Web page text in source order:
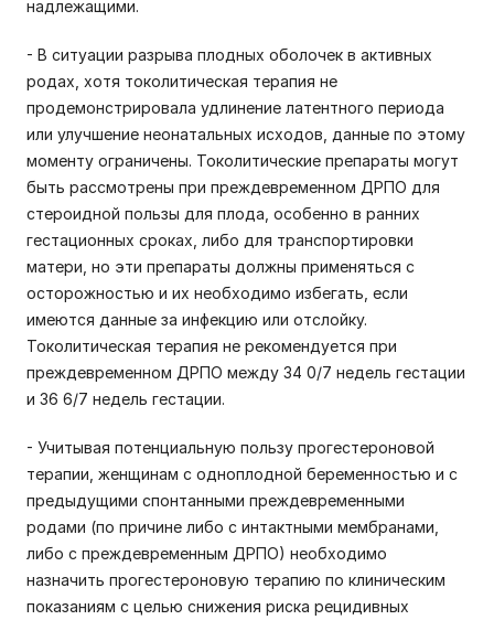
надлежащими.
- В ситуации разрыва плодных оболочек в активных
родах, хотя токолитическая терапия не
продемонстрировала удлинение латентного периода
или улучшение неонатальных исходов, данные по этому
моменту ограничены. Токолитические препараты могут
быть рассмотрены при преждевременном ДРПО для
стероидной пользы для плода, особенно в ранних
гестационных сроках, либо для транспортировки
матери, но эти препараты должны применяться с
осторожностью и их необходимо избегать, если
имеются данные за инфекцию или отслойку.
Токолитическая терапия не рекомендуется при
преждевременном ДРПО между 34 0/7 недель гестации
и 36 6/7 недель гестации.
- Учитывая потенциальную пользу прогестероновой
терапии, женщинам с одноплодной беременностью и с
предыдущими спонтанными преждевременными
родами (по причине либо с интактными мембранами,
либо с преждевременным ДРПО) необходимо
назначить прогестероновую терапию по клиническим
показаниям с целью снижения риска рецидивных